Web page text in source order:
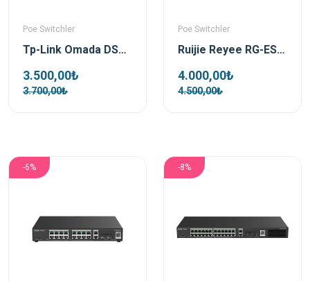
Poe Switchler
Tp-Link Omada DS110GMP 10 Port 1xSFP 123W Gigabit Yönetilemez Poe Switch
3.500,00₺
3.700,00₺
Poe Switchler
Ruijie Reyee RG-ES110GS-P-L 10 Port 1xSfp 1xRj45 Uplink Yönetilemez Gigabit PoE Switch
4.000,00₺
4.500,00₺
-6% -8%